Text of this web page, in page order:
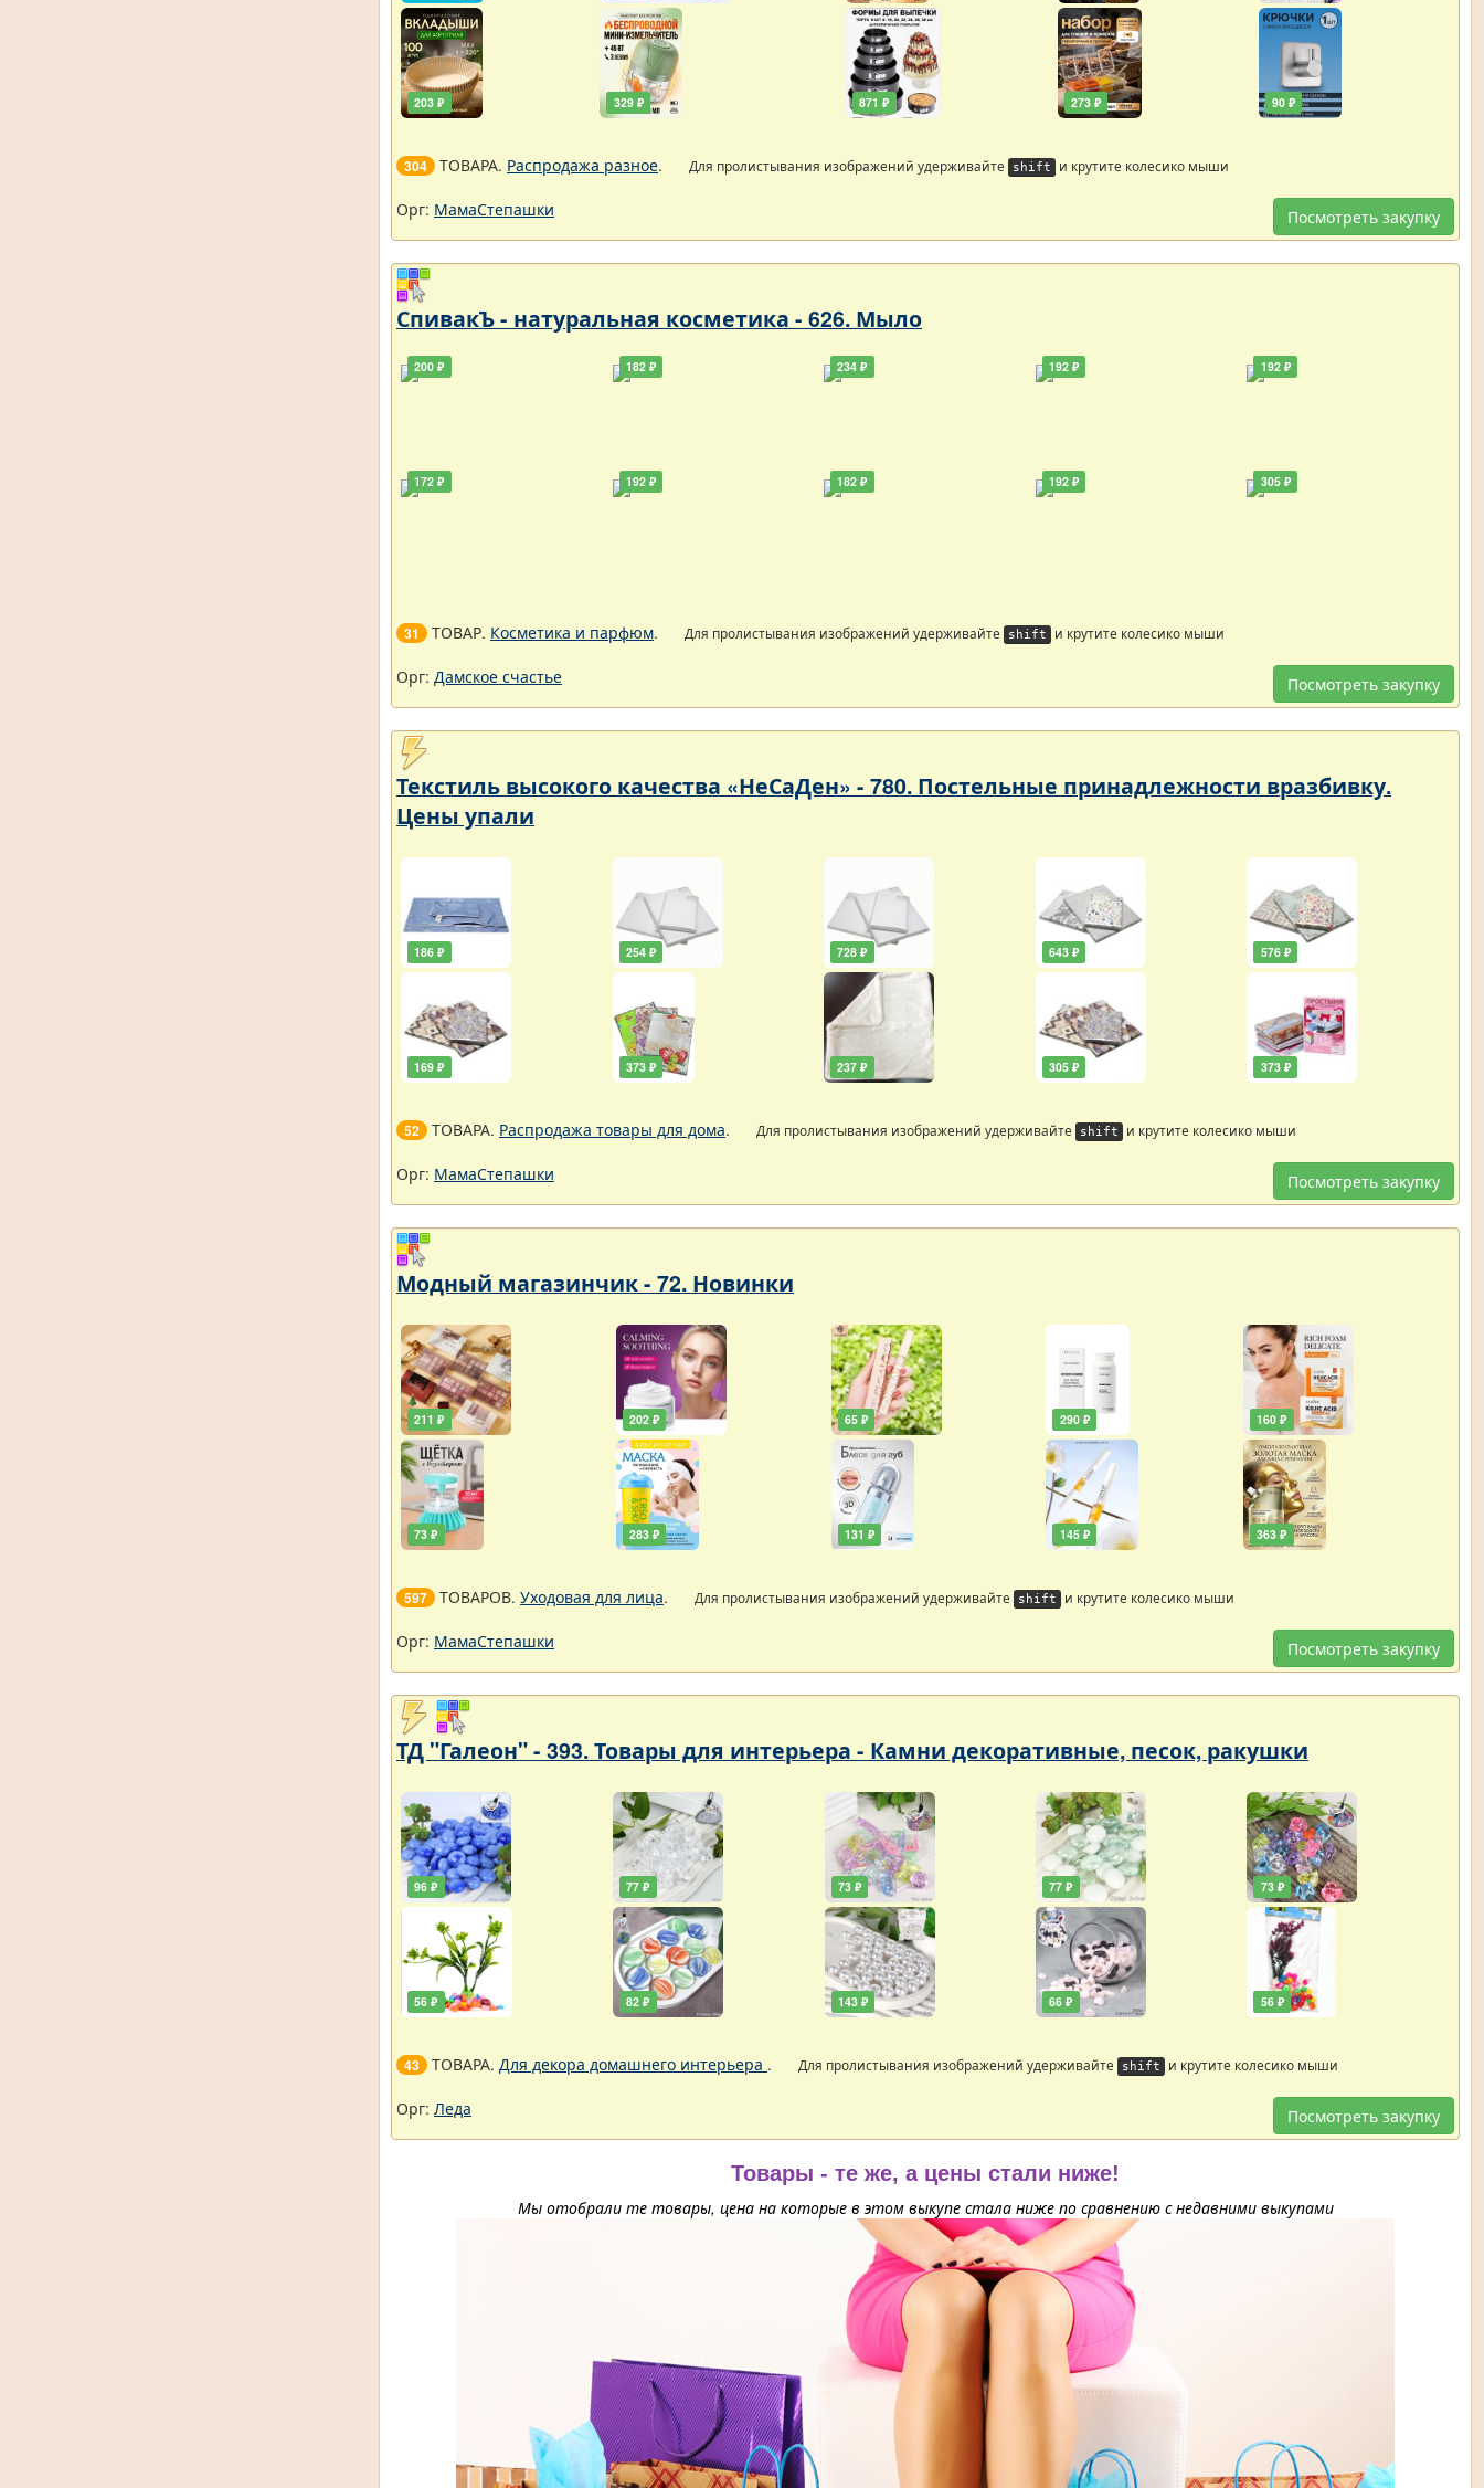
203 ₽ 329 ₽ 871 ₽ 273 ₽ 90 ₽
304 ТОВАРА. Распродажа разное. Для пролистывания изображений удерживайте shift и крутите колесико мыши
Посмотреть закупку
Орг: МамаСтепашки
СпивакЪ - натуральная косметика - 626. Мыло
200 ₽
172 ₽
182 ₽
192 ₽
234 ₽
182 ₽
192 ₽
192 ₽
192 ₽
305 ₽
31 ТОВАР. Косметика и парфюм. Для пролистывания изображений удерживайте shift и крутите колесико мыши
Посмотреть закупку
Орг: Дамское счастье
Текстиль высокого качества «НеСаДен» - 780. Постельные принадлежности вразбивку.
Цены упали
186 ₽
169 ₽
254 ₽
373 ₽
728 ₽
237 ₽
643 ₽
305 ₽
576 ₽
373 ₽
52 ТОВАРА. Распродажа товары для дома. Для пролистывания изображений удерживайте shift и крутите колесико мыши
Посмотреть закупку
Орг: МамаСтепашки
Модный магазинчик - 72. Новинки
211 ₽
73 ₽
202 ₽
283 ₽
65 ₽
131 ₽
290 ₽
145 ₽
160 ₽
363 ₽
597 ТОВАРОВ. Уходовая для лица. Для пролистывания изображений удерживайте shift и крутите колесико мыши
Посмотреть закупку
Орг: МамаСтепашки
ТД "Галеон" - 393. Товары для интерьера - Камни декоративные, песок, ракушки
96 ₽
56 ₽
77 ₽
82 ₽
73 ₽
143 ₽
77 ₽
66 ₽
73 ₽
56 ₽
43 ТОВАРА. Для декора домашнего интерьера . Для пролистывания изображений удерживайте shift и крутите колесико мыши
Посмотреть закупку
Орг: Леда
Товары - те же, а цены стали ниже!
Мы отобрали те товары, цена на которые в этом выкупе стала ниже по сравнению с недавними выкупами